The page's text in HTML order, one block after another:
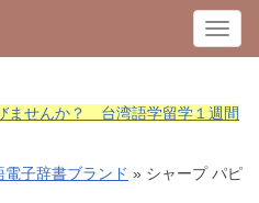
T
o
g
n
ませんか？ 台湾語学留学１週間
電子辞書ブランド » シャープ パピ